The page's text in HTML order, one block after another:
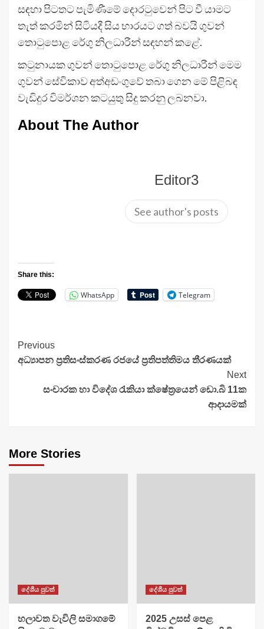
සඳහා පිටතට පැමිණීමේ දොරටුවෙන් පිට වී යාමට
තැත් කරමින් සිටියදී සිය භාරයට ගත් බවයි ගුවන්
තොටුපොළ රේගු නිලධාරීන් සඳහන් කළේ.
කටුනායක ගුවන් තොටුපොළ රේගු නිලධාරීන් මෙම
ගුවන් සේවිකාව අත්අඩංගුවේ තබා ගෙන මේ පිළිබඳ
වැඩිදුර විමර්ශන කටයුතු සිදු කරනු ලබනවා.
About The Author
Editor3
See author's posts
Share this:
WhatsApp Telegram
Continue
Reading
Previous
අධ්‍යාපන ප්‍රතිසංස්කරණ රජයේ ප්‍රතිපත්තිමය තීරණයක්
Next
සංචාරක හා විදේශ රැකියා ක්ෂේත්‍රයෙන් ඩො.බි 11ක
ආදායමක්
More Stories
දේශීය පුවත්
හලාවත වැවිලි සමාගමේ
දේශීය පුවත්
​2025 උසස් පෙළ